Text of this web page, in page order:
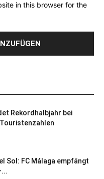
in this browser for the
Rekordhalbjahr bei
Sol: FC Málaga empfängt